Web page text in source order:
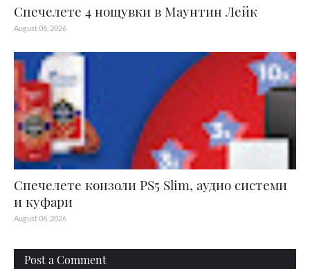
Спечелете 4 нощувки в Маунтин Лейк
August 06, 2026
Спечелете конзоли PS5 Slim, аудио системи
и куфари
August 06, 2026
Post a Comment